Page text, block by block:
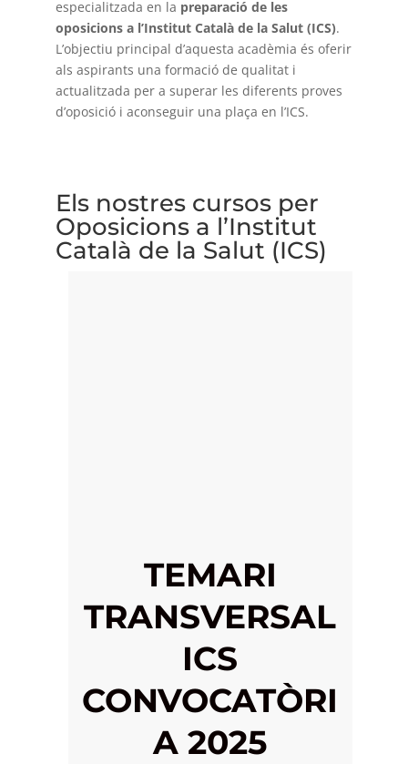
especialitzada en la preparació de les
oposicions a l’Institut Català de la Salut (ICS).
L’objectiu principal d’aquesta acadèmia és oferir
als aspirants una formació de qualitat i
actualitzada per a superar les diferents proves
d’oposició i aconseguir una plaça en l’ICS.
Els nostres cursos per
Oposicions a l’Institut
Català de la Salut (ICS)
TEMARI
TRANSVERSAL
ICS
CONVOCATÒRI
A 2025